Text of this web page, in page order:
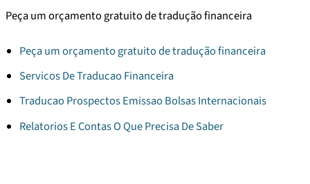
Peça um orçamento gratuito de tradução financeira
Peça um orçamento gratuito de tradução financeira
Servicos De Traducao Financeira
Traducao Prospectos Emissao Bolsas Internacionais
Relatorios E Contas O Que Precisa De Saber